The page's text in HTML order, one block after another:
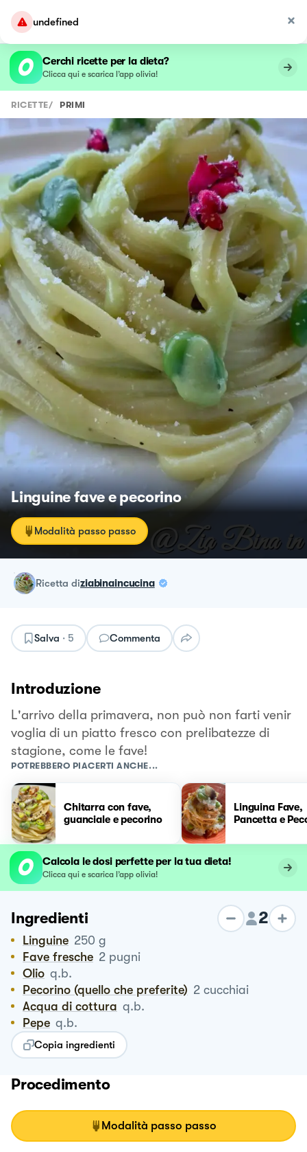
undefined
Cerchi ricette per la dieta?
Clicca qui e scarica l’app olivia!
RICETTE/ PRIMI
Linguine fave e pecorino
Modalità passo passo
ricetta diziabinaincucina
Salva · 5 Commenta
Introduzione
L'arrivo della primavera, non può non farti venir
voglia di un piatto fresco con prelibatezze di
stagione, come le fave!
POTREBBERO PIACERTI ANCHE...
Chitarra con fave,
guanciale e pecorino
Linguina Fave,
Pancetta e
Calcola le dosi perfette per la tua dieta!
Clicca qui e scarica l’app olivia!
Ingredienti 2
Linguine 250 g
Fave fresche 2 pugni
Olio q.b.
Pecorino (quello che preferite) 2 cucchiai
Acqua di cottura q.b.
Pepe q.b.
Copia ingredienti
Procedimento
Modalità passo passo